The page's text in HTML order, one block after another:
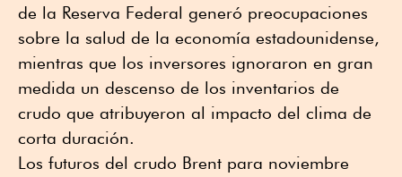
de la Reserva Federal generó preocupaciones
sobre la salud de la economía estadounidense,
mientras que los inversores ignoraron en gran
medida un descenso de los inventarios de
crudo que atribuyeron al impacto del clima de
corta duración.
Los futuros del crudo Brent para noviembre